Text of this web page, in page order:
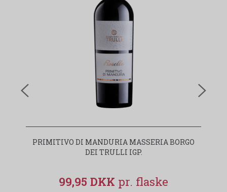
PRIMITIVO DI MANDURIA MASSERIA BORGO
DEI TRULLI IGP.
99,95 DKK